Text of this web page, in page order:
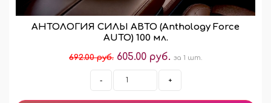
АНТОЛОГИЯ СИЛЫ АВТО (Anthology Force
AUTO) 100 мл.
692.00 руб. 605.00 руб. за 1 шт.
- +